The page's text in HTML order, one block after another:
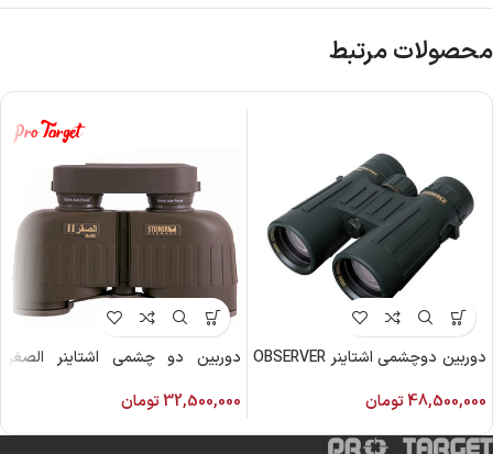
محصولات مرتبط
دوربین دوچشمی اشتاینر OBSERVER
48,500,000تومان
دوربین دو چشمی اشتاینر الصغر
32,500,000تومان